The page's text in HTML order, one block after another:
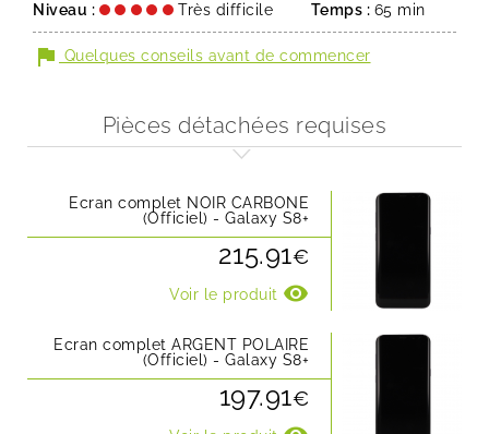
Niveau : Très difficile Temps : 65 min
flag Quelques conseils avant de commencer
Pièces détachées requises
Ecran complet NOIR CARBONE
(Officiel) - Galaxy S8+
215.91€
Voir le produit visibility
Ecran complet ARGENT POLAIRE
(Officiel) - Galaxy S8+
197.91€